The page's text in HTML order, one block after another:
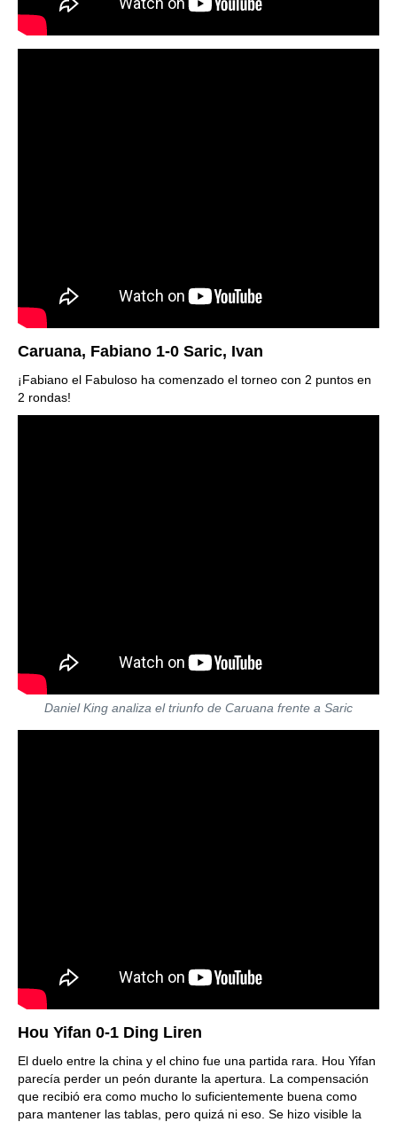
Caruana, Fabiano 1-0 Saric, Ivan
¡Fabiano el Fabuloso ha comenzado el torneo con 2 puntos en
2 rondas!
Daniel King analiza el triunfo de Caruana frente a Saric
Hou Yifan 0-1 Ding Liren
El duelo entre la china y el chino fue una partida rara. Hou Yifan
parecía perder un peón durante la apertura. La compensación
que recibió era como mucho lo suficientemente buena como
para mantener las tablas, pero quizá ni eso. Se hizo visible la